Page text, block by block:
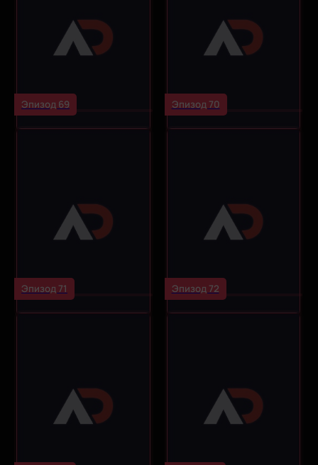
Эпизод 69 Эпизод 70
Эпизод 71 Эпизод 72